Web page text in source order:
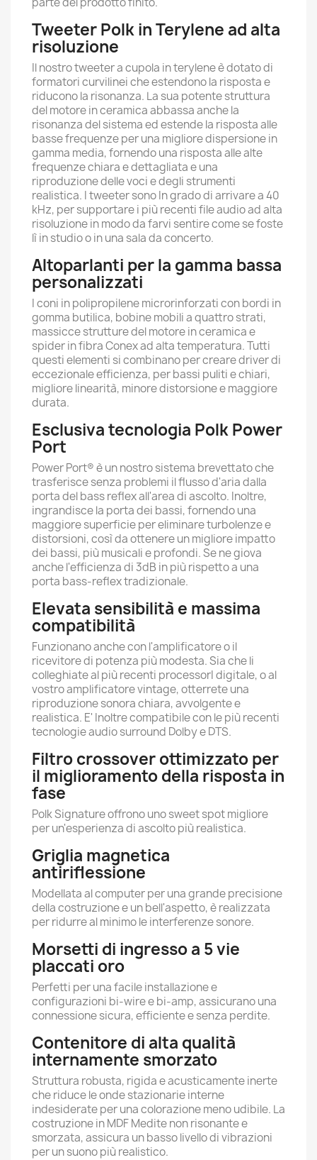
Tweeter Polk in Terylene ad alta
risoluzione
Il nostro tweeter a cupola in terylene è dotato di
formatori curvilinei che estendono la risposta e
riducono la risonanza. La sua potente struttura
del motore in ceramica abbassa anche la
risonanza del sistema ed estende la risposta alle
basse frequenze per una migliore dispersione in
gamma media, fornendo una risposta alle alte
frequenze chiara e dettagliata e una
riproduzione delle voci e degli strumenti
realistica. I tweeter sono In grado di arrivare a 40
kHz, per supportare i più recenti file audio ad alta
risoluzione in modo da farvi sentire come se foste
lì in studio o in una sala da concerto.
Altoparlanti per la gamma bassa
personalizzati
I coni in polipropilene microrinforzati con bordi in
gomma butilica, bobine mobili a quattro strati,
massicce strutture del motore in ceramica e
spider in fibra Conex ad alta temperatura. Tutti
questi elementi si combinano per creare driver di
eccezionale efficienza, per bassi puliti e chiari,
migliore linearità, minore distorsione e maggiore
durata.
Esclusiva tecnologia Polk Power
Port
Power Port® è un nostro sistema brevettato che
trasferisce senza problemi il flusso d'aria dalla
porta del bass reflex all'area di ascolto. Inoltre,
ingrandisce la porta dei bassi, fornendo una
maggiore superficie per eliminare turbolenze e
distorsioni, così da ottenere un migliore impatto
dei bassi, più musicali e profondi. Se ne giova
anche l'efficienza di 3dB in più rispetto a una
porta bass-reflex tradizionale.
Elevata sensibilità e massima
compatibilità
Funzionano anche con l'amplificatore o il
ricevitore di potenza più modesta. Sia che li
colleghiate al più recenti processorI digitale, o al
vostro amplificatore vintage, otterrete una
riproduzione sonora chiara, avvolgente e
realistica. E' Inoltre compatibile con le più recenti
tecnologie audio surround Dolby e DTS.
Filtro crossover ottimizzato per
il miglioramento della risposta in
fase
Polk Signature offrono uno sweet spot migliore
per un'esperienza di ascolto più realistica.
Griglia magnetica
antiriflessione
Modellata al computer per una grande precisione
della costruzione e un bell'aspetto, è realizzata
per ridurre al minimo le interferenze sonore.
Morsetti di ingresso a 5 vie
placcati oro
Perfetti per una facile installazione e
configurazioni bi-wire e bi-amp, assicurano una
connessione sicura, efficiente e senza perdite.
Contenitore di alta qualità
internamente smorzato
Struttura robusta, rigida e acusticamente inerte
che riduce le onde stazionarie interne
indesiderate per una colorazione meno udibile. La
costruzione in MDF Medite non risonante e
smorzata, assicura un basso livello di vibrazioni
per un suono più realistico.